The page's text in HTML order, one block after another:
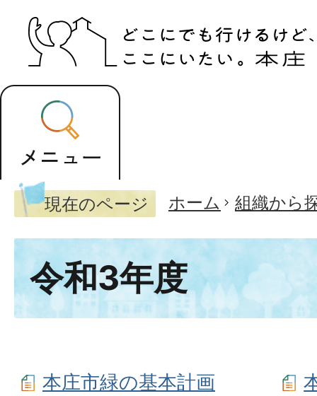
現在のページ ホーム 組織から
令和3年度
本庄市緑の基本計画